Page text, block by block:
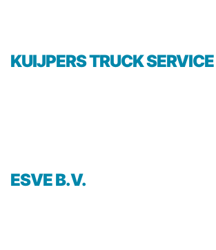
KUIJPERS TRUCK
ESVE B.V.